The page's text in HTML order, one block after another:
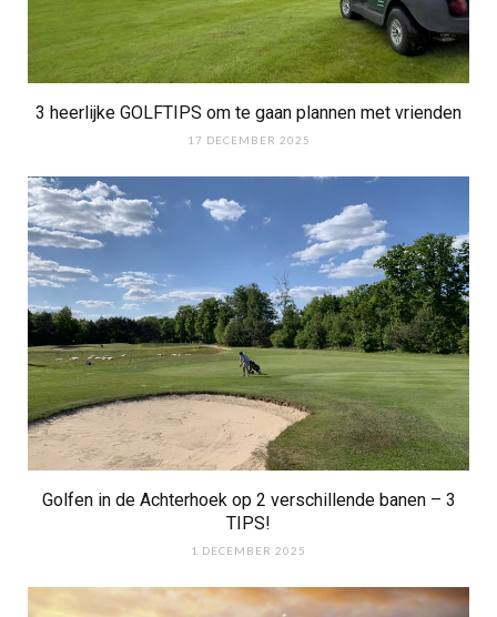
3 heerlijke GOLFTIPS om te gaan plannen met vrienden
17 DECEMBER 2025
Golfen in de Achterhoek op 2 verschillende banen – 3
TIPS!
1 DECEMBER 2025